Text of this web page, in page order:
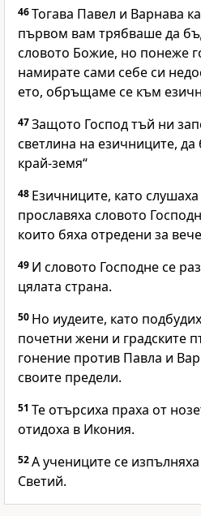
46Тогава Павел и Варнава
първом вам трябваше да
словото Божие, но понеже
намирате сами себе си
ето, обръщаме се към
47Защото Господ тъй ни
светлина на езичниците,
край-земя“
48 Езичниците, като слушаха
прославяха словото
които бяха отредени за
49 И словото Господне се
цялата страна.
50 Но иудеите, като
почетни жени и градските
гонение против Павла и
своите предели.
51 Те отърсиха праха от
отидоха в Икония.
52А учениците се
Светий.